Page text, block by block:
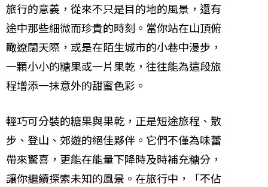
旅行的意義，從來不只是目的地的風景，還有
途中那些細微而珍貴的時刻。當你站在山頂俯
瞰遼闊天際，或是在陌生城市的小巷中漫步，
一顆小小的糖果或一片果乾，往往能為這段旅
程增添一抹意外的甜蜜色彩。
輕巧可分裝的糖果與果乾，正是短途旅程、散
步、登山、郊遊的絕佳夥伴。它們不僅為味蕾
帶來驚喜，更能在能量下降時及時補充糖分，
讓你繼續探索未知的風景。在旅行中，「不佔